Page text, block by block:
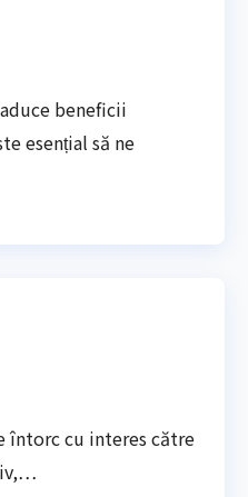
beneficii
esențial să ne
întorc cu interes către